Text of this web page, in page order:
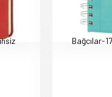
Bağcılar-